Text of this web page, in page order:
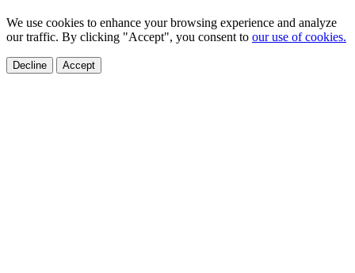
We use cookies to enhance your browsing experience and analyze
our traffic. By clicking "Accept", you consent to our use of cookies.
Decline Accept